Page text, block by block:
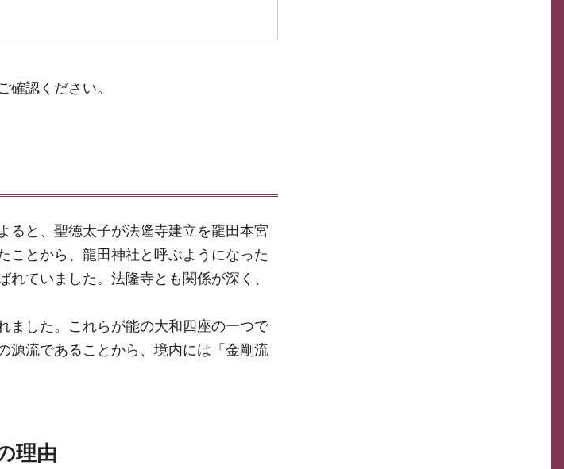
認ください。
ると、聖徳太子が法隆寺建立を龍田本宮
ことから、龍田神社と呼ぶようになった
ていました。法隆寺とも関係が深く、
ました。これらが能の大和四座の一つで
源流であることから、境内には「金剛流
理由